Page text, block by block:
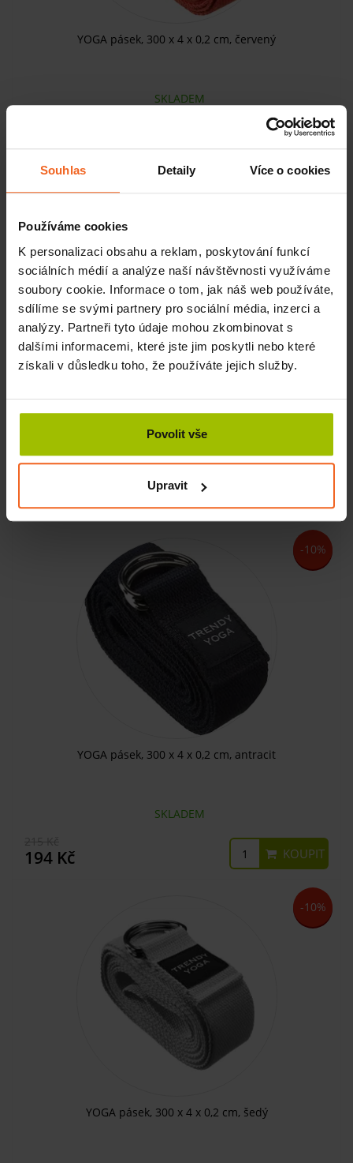
Souhlas Detaily Více o cookies
Používáme cookies
K personalizaci obsahu a reklam, poskytování funkcí
sociálních médií a analýze naší návštěvnosti využíváme
soubory cookie. Informace o tom, jak náš web používáte,
sdílíme se svými partnery pro sociální média, inzerci a
analýzy. Partneři tyto údaje mohou zkombinovat s
dalšími informacemi, které jste jim poskytli nebo které
získali v důsledku toho, že používáte jejich služby.
Povolit vše
Upravit
YOGA pásek, 300 x 4 x 0,2 cm, červený
SKLADEM
KOUPIT
YOGA pásek, 300 x 4 x 0,2 cm, modrý
SKLADEM
-10%
YOGA pásek, 300 x 4 x 0,2 cm, antracit
SKLADEM
194 Kč KOUPIT
-10%
YOGA pásek, 300 x 4 x 0,2 cm, šedý